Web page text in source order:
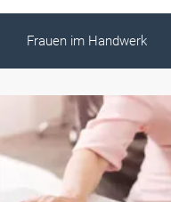
Frauen im Handwerk